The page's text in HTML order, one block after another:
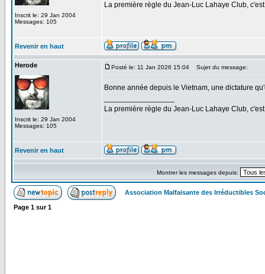
Inscrit le: 29 Jan 2004
Messages: 105
La première règle du Jean-Luc Lahaye Club,
Revenir en haut
Herode
Inscrit le: 29 Jan 2004
Messages: 105
Posté le: 11 Jan 2026 15:04 Sujet du message:
Bonne année depuis le Vietnam, une dictature
La première règle du Jean-Luc Lahaye Club,
Revenir en haut
Montrer les messages depuis:
Association Malfaisante des Irréductibles
Page 1 sur1